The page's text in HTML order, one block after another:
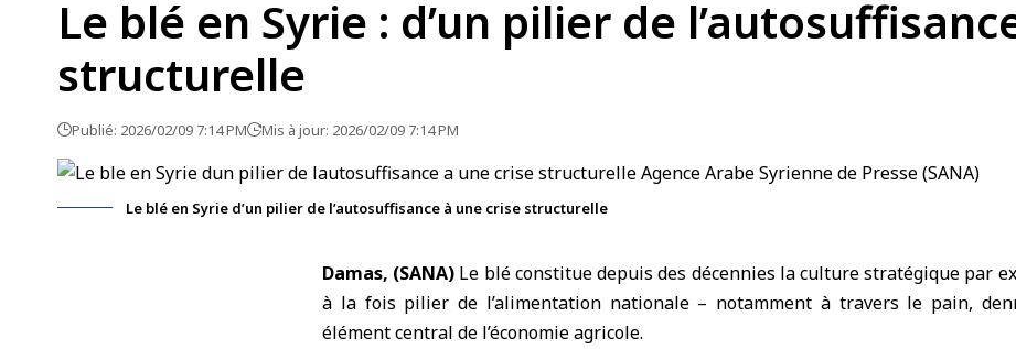
Le blé en Syrie : d’un pilier de
structurelle
Publié: 2026/02/09 7:14 PM Mis à jour: 2026/02/09 7:14 PM
Le blé en Syrie d’un pilier de l’autosuffisance à une crise structurelle
Damas, (SANA) Le bléconstitue depuis des décennies la culture stratégique par
à la fois pilier de l’alimentation nationale – notamment à travers le pain,
élément central de l’économie agricole.